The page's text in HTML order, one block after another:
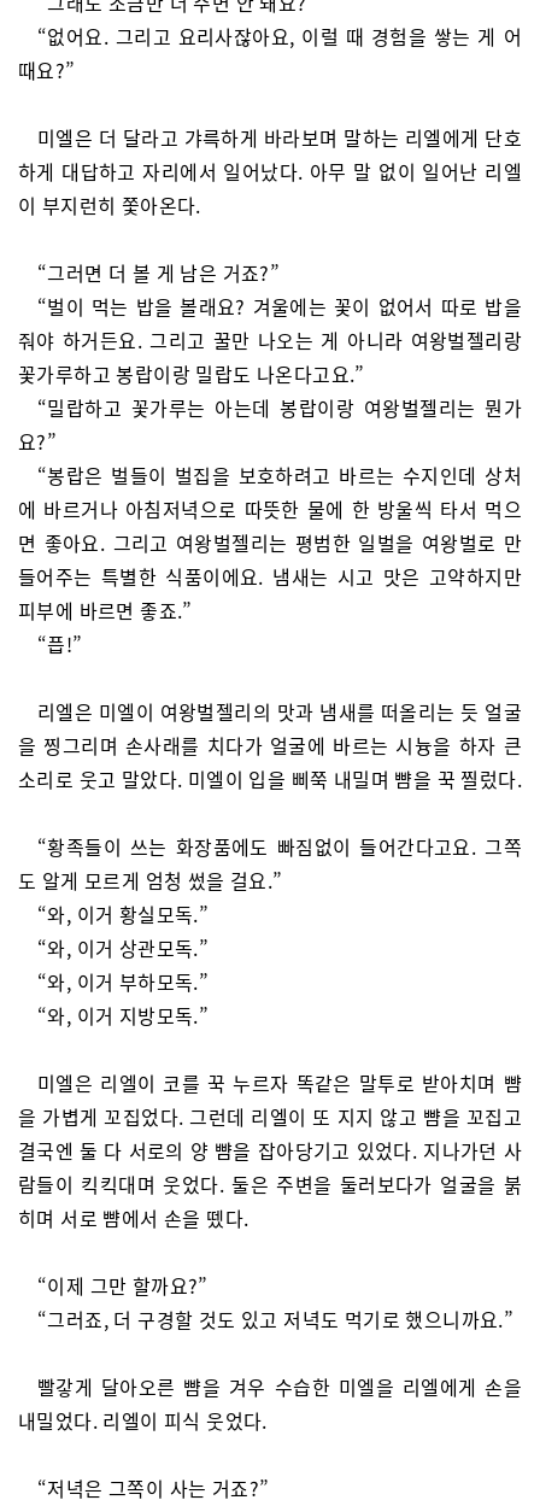
“없어요. 그리고 요리사잖아요, 이럴 때 경험을 쌓는 게 어
때요?”
미엘은 더 달라고 갸륵하게 바라보며 말하는 리엘에게 단호
하게 대답하고 자리에서 일어났다. 아무 말 없이 일어난 리엘
이 부지런히 쫓아온다.
“그러면 더 볼 게 남은 거죠?”
“벌이 먹는 밥을 볼래요? 겨울에는 꽃이 없어서 따로 밥을
줘야 하거든요. 그리고 꿀만 나오는 게 아니라 여왕벌젤리랑
꽃가루하고 봉랍이랑 밀랍도 나온다고요.”
“밀랍하고 꽃가루는 아는데 봉랍이랑 여왕벌젤리는 뭔가
요?”
“봉랍은 벌들이 벌집을 보호하려고 바르는 수지인데 상처
에 바르거나 아침저녁으로 따뜻한 물에 한 방울씩 타서 먹으
면 좋아요. 그리고 여왕벌젤리는 평범한 일벌을 여왕벌로 만
들어주는 특별한 식품이에요. 냄새는 시고 맛은 고약하지만
피부에 바르면 좋죠.”
“픕!”
리엘은 미엘이 여왕벌젤리의 맛과 냄새를 떠올리는 듯 얼굴
을 찡그리며 손사래를 치다가 얼굴에 바르는 시늉을 하자 큰
소리로 웃고 말았다. 미엘이 입을 삐쭉 내밀며 뺨을 꾹 찔렀다.
“황족들이 쓰는 화장품에도 빠짐없이 들어간다고요. 그쪽
도 알게 모르게 엄청 썼을 걸요.”
“와, 이거 황실모독.”
“와, 이거 상관모독.”
“와, 이거 부하모독.”
“와, 이거 지방모독.”
미엘은 리엘이 코를 꾹 누르자 똑같은 말투로 받아치며 뺨
을 가볍게 꼬집었다. 그런데 리엘이 또 지지 않고 뺨을 꼬집고
결국엔 둘 다 서로의 양 뺨을 잡아당기고 있었다. 지나가던 사
람들이 킥킥대며 웃었다. 둘은 주변을 둘러보다가 얼굴을 붉
히며 서로 뺨에서 손을 뗐다.
“이제 그만 할까요?”
“그러죠, 더 구경할 것도 있고 저녁도 먹기로 했으니까요.”
빨갛게 달아오른 뺨을 겨우 수습한 미엘을 리엘에게 손을
내밀었다. 리엘이 피식 웃었다.
“저녁은 그쪽이 사는 거죠?”